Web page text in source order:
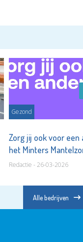
Gezond
Zorg jij ook voor een
het Minters
Redactie - 26-03-2026
Alle bedrijven